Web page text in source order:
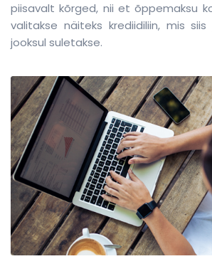
piisavalt kõrged, nii et õppemaksu
valitakse näiteks krediidiliin, mis
jooksul suletakse.